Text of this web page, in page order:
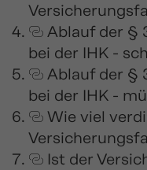
Ablauf der §
bei der IHK -
Ablauf der §
bei der IHK -
Wie viel
Ist der